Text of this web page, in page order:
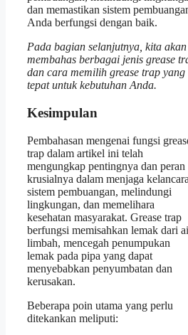
dan memastikan sistem
Anda berfungsi dengan baik.
Pada bagian selanjutnya, kita akan
membahas berbagai jenis grease
dan cara memilih grease trap yang
tepat untuk kebutuhan Anda.
Kesimpulan
Pembahasan mengenai fungsi
trap dalam artikel ini telah
mengungkap pentingnya dan peran
krusialnya dalam menjaga
sistem pembuangan, melindungi
lingkungan, dan memelihara
kesehatan masyarakat. Grease trap
berfungsi memisahkan lemak dari
limbah, mencegah penumpukan
lemak pada pipa yang dapat
menyebabkan penyumbatan dan
kerusakan.
Beberapa poin utama yang perlu
ditekankan meliputi: